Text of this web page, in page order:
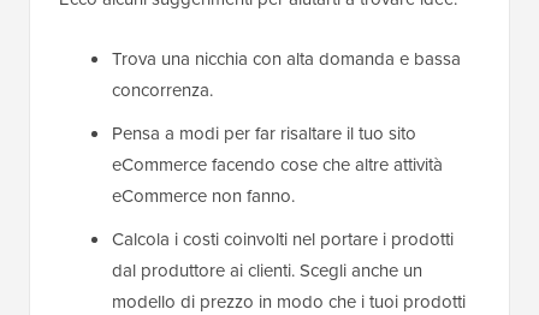
Trova una nicchia con alta domanda e bassa
concorrenza.
Pensa a modi per far risaltare il tuo sito
eCommerce facendo cose che altre attività
eCommerce non fanno.
Calcola i costi coinvolti nel portare i prodotti
dal produttore ai clienti. Scegli anche un
modello di prezzo in modo che i tuoi prodotti